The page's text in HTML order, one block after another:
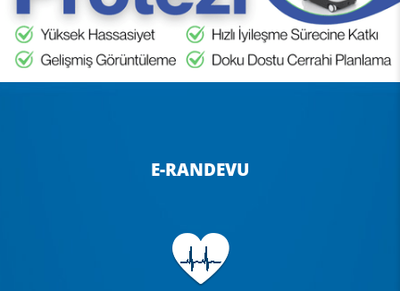
E-RANDEVU